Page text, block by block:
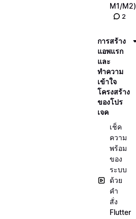
M1/M2)
2
การสร้าง
แอพแรก
และ
ทำความ
เข้าใจ
โครงสร้าง
ของโปร
เจค
เช็ค
ความ
พร้อม
ของ
ระบบ
ด้วย
คำ
สั่ง
Flutter